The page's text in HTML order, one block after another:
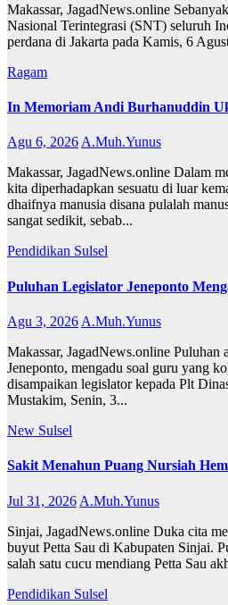
Makassar, JagadNews.online
Nasional Terintegrasi (SNT) seluruh
perdana di Jakarta pada Kamis, 6
Ragam
In Memoriam Andi Burhanuddin
Agu 6, 2026A.Muh.Yunus
Makassar, JagadNews.online Dalam
kita diperhadapkan sesuatu di luar
dhaifnya manusia disana pulalah
sangat sedikit, sebab...
Pendidikan Sulsel
Puluhan Legislator Jeneponto
Agu 3, 2026 A.Muh.Yunus
Makassar, JagadNews.online Puluhan
Jeneponto, mengadu soal guru yang
disampaikan legislator kepada Plt
Mustakim, Senin, 3...
New Sulsel
Sakit Menahun Puang Nursiah
Jul 31, 2026 A.Muh.Yunus
Sinjai, JagadNews.online Duka cita
buyut Petta Sau di Kabupaten Sinjai.
salah satu cucu mendiang Petta Sau
Pendidikan Sulsel